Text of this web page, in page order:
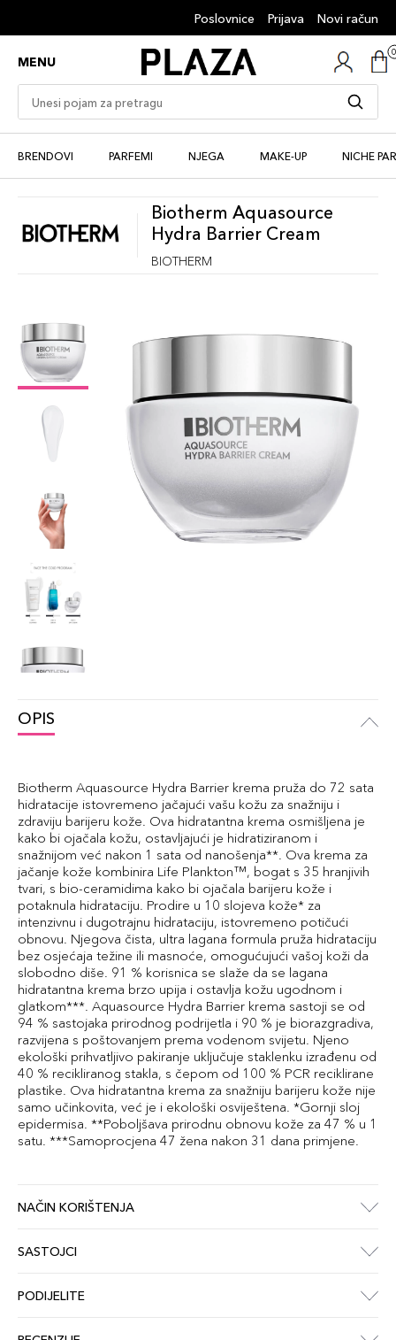
Poslovnice Prijava Novi račun
MENU
BRENDOVI PARFEMI NJEGA MAKE-UP NICHE
Biotherm Aquasource
Hydra Barrier Cream
BIOTHERM
OPIS
Biotherm Aquasource Hydra Barrier krema pruža do 72 sata
hidratacije istovremeno jačajući vašu kožu za snažniju i
zdraviju barijeru kože. Ova hidratantna krema osmišljena je
kako bi ojačala kožu, ostavljajući je hidratiziranom i
snažnijom već nakon 1 sata od nanošenja**. Ova krema za
jačanje kože kombinira Life Plankton™, bogat s 35 hranjivih
tvari, s bio-ceramidima kako bi ojačala barijeru kože i
potaknula hidrataciju. Prodire u 10 slojeva kože* za
intenzivnu i dugotrajnu hidrataciju, istovremeno potičući
obnovu. Njegova čista, ultra lagana formula pruža hidrataciju
bez osjećaja težine ili masnoće, omogućujući vašoj koži da
slobodno diše. 91 % korisnica se slaže da se lagana
hidratantna krema brzo upija i ostavlja kožu ugodnom i
glatkom***. Aquasource Hydra Barrier krema sastoji se od
94 % sastojaka prirodnog podrijetla i 90 % je biorazgradiva,
razvijena s poštovanjem prema vodenom svijetu. Njeno
ekološki prihvatljivo pakiranje uključuje staklenku izrađenu od
40 % recikliranog stakla, s čepom od 100 % PCR reciklirane
plastike. Ova hidratantna krema za snažniju barijeru kože nije
samo učinkovita, već je i ekološki osviještena. *Gornji sloj
epidermisa. **Poboljšava prirodnu obnovu kože za 47 % u 1
satu. ***Samoprocjena 47 žena nakon 31 dana primjene.
NAČIN KORIŠTENJA
SASTOJCI
PODIJELITE